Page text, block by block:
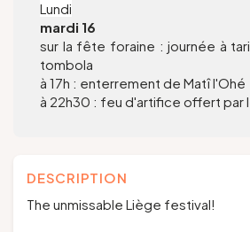
Lundi
mardi 16
sur la fête foraine : journée à
tombola
à 17h : enterrement de Matî l'Ohé
à 22h30 : feu d'artifice offert par
DESCRIPTION
The unmissable Liège festival!